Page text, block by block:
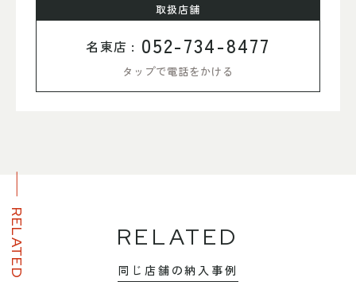
取扱店舗
名東店 : 052-734-8477
タップで電話をかける
RELATED RELATED
同じ店舗の納入事例